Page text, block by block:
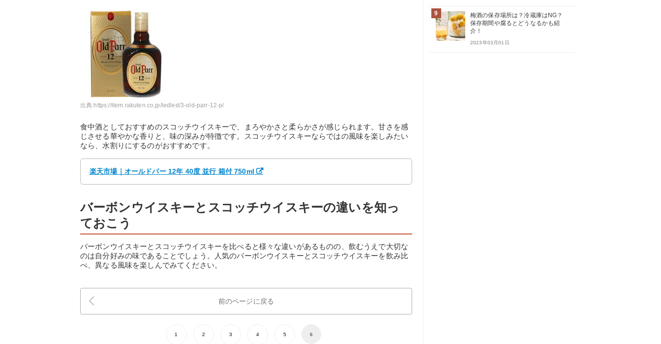
出典:https://item.rakuten.co.jp/ledled/3-old-parr-12-p/
食中酒としておすすめのスコッチウイスキーで、まろやかさと柔らかさが感じられます。甘さを感
じさせる華やかな香りと、味の深みが特徴です。スコッチウイスキーならではの風味を楽しみたい
なら、水割りにするのがおすすめです。
楽天市場｜オールドパー 12年 40度 並行 箱付 750ml
バーボンウイスキーとスコッチウイスキーの違いを知っ
ておこう
バーボンウイスキーとスコッチウイスキーを比べると様々な違いがあるものの、飲むうえで大切な
のは自分好みの味であることでしょう。人気のバーボンウイスキーとスコッチウイスキーを飲み比
べ、異なる風味を楽しんでみてください。
前のページに戻る
1 2 3 4 5 6
9
梅酒の保存場所は？冷蔵庫はNG？
保存期間や腐るとどうなるかも紹
介！
2023年03月01日